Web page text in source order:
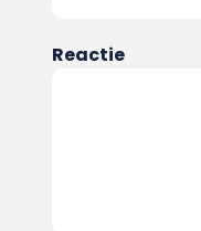
Reactie